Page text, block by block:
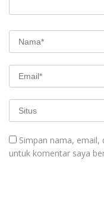
Simpan nama, email,
untuk komentar saya